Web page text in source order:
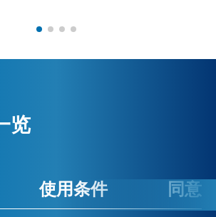
览
使用条件 同意